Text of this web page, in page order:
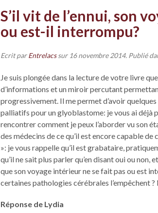
S’il vit de l’ennui, son
ou est-il interrompu?
Ecrit parEntrelacssur 16 novembre 2014. Publié
Je suis plongée dans la lecture de votre livre
d’informations et un miroir percutant
progressivement. Il me permet d’avoir
palliatifs pour un glyoblastome: je vous ai déjà
rencontrer comment je peux l’aborder vu son
des médecins de ce qu’il est encore capable de
»: je vous rappelle qu’il est grabataire,
qu’il ne sait plus parler qu’en disant oui ou non,
que son voyage intérieur ne se fait pas ou est
certaines pathologies cérébrales l’empêchent
Réponse de Lydia